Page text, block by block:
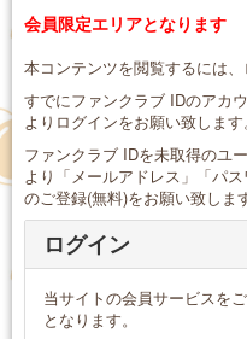
会員限定エリアとなります
本コンテンツを閲覧するには、
すでにファンクラブ IDのアカ
よりログインをお願い致します。
ファンクラブ IDを未取得のユ
より「メールアドレス」「パ
のご登録(無料)をお願い致します
ログイン
当サイトの会員サービスを
となります。